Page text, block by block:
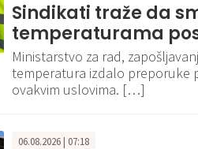
Sindikati traže da
temperaturama
Ministarstvo za rad,
temperatura izdalo preporuke
ovakvim uslovima. […]
06.08.2026 | 07:18